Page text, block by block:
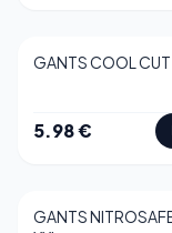
GANTS COOL CUT
5.98€
GANTS